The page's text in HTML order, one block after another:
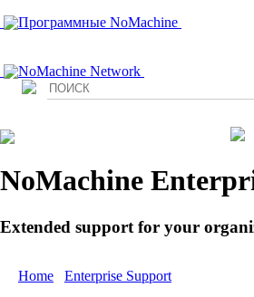
Программные NoMachine
NoMachine Network
NoMachine
Extended support for your
Home Enterprise Support